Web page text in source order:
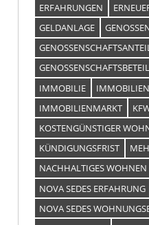
ERFAHRUNGEN
GELDANLAGE
IMMOBILIE
IMMOBILIENMARKT
KOSTENGÜNSTIGER
KÜNDIGUNGSFRIST
NACHHALTIGES WOHNEN
NOVA SEDES ERFAHRUNG
NOVA SEDES